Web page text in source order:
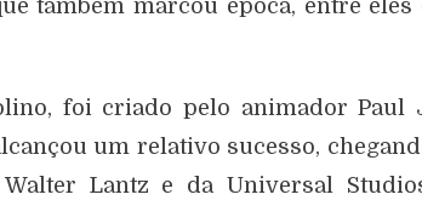
também marcou época, entre eles
foi criado pelo animador Paul
um relativo sucesso,
Lantz e da Universal